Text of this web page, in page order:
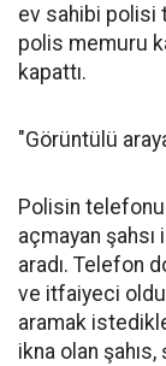
ev sahibi polisi
polis memuru
kapattı.
"Görüntülü
Polisin
açmayan
aradı. Telefon
ve itfaiyeci
aramak
ikna olan